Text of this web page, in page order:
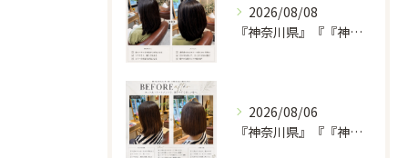
2026/08/08
『神奈川県』『『神奈川県』『綾瀬市』『海老名市』『美容室』
2026/08/06
『神奈川県』『『神奈川県』『綾瀬市』『海老名市』『美容室』